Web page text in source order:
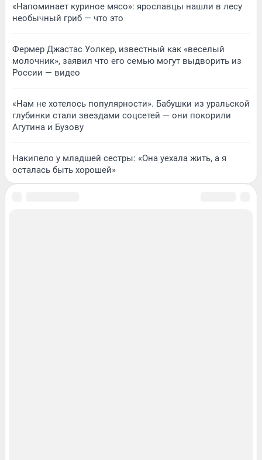
«Напоминает куриное мясо»: ярославцы нашли в лесу
необычный гриб — что это
Фермер Джастас Уолкер, известный как «веселый
молочник», заявил что его семью могут выдворить из
России — видео
«Нам не хотелось популярности». Бабушки из уральской
глубинки стали звездами соцсетей — они покорили
Агутина и Бузову
Накипело у младшей сестры: «Она уехала жить, а я
осталась быть хорошей»